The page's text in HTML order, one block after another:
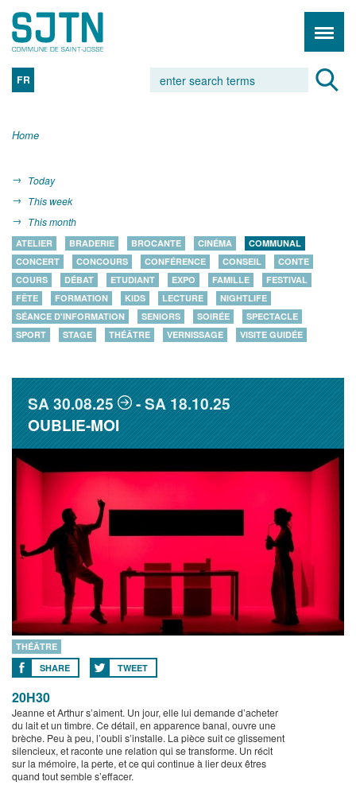
FR
Home
Today
This week
This month
ATELIER BRADERIE BROCANTE CINÉMA
COMMUNAL
CONCERT
CONCOURS CONFÉRENCE CONSEIL
CONTE
COURS
DÉBAT ETUDIANT EXPO FAMILLE
FESTIVAL
FÊTE
FORMATION KIDS LECTURE
NIGHTLIFE
SÉANCE D'INFORMATION
SENIORS SOIRÉE
SPECTACLE
SPORT
STAGE THÉÂTRE VERNISSAGE VISITE GUIDÉE
SA30.08.25 SA18.10.25
OUBLIE-MOI
THÉÂTRE
SHARE
TWEET
20H30
Jeanne et Arthur s’aiment. Un jour, elle lui demande d’acheter
du lait et un timbre. Ce détail, en apparence banal, ouvre une
brèche. Peu à peu, l’oubli s’installe. La pièce suit ce glissement
silencieux, et raconte une relation qui se transforme. Un récit
sur la mémoire, la perte, et ce qui continue à lier deux êtres
quand tout semble s’effacer.